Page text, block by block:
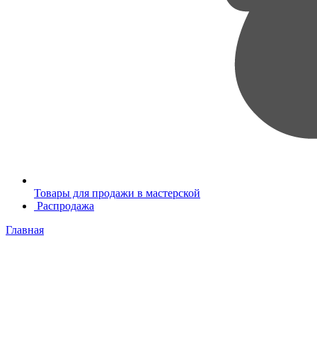
Товары для продажи в мастерской
Распродажа
Главная